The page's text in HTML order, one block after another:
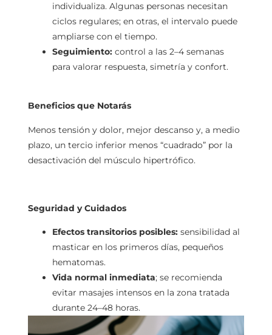
individualiza. Algunas personas necesitan
ciclos regulares; en otras, el intervalo puede
ampliarse con el tiempo.
Seguimiento:control a las 2–4 semanas
para valorar respuesta, simetría y confort.
Beneficios que Notarás
Menos tensión y dolor, mejor descanso y, a medio
plazo, un tercio inferior menos “cuadrado” por la
desactivación del músculo hipertrófico.
Seguridad y Cuidados
Efectos transitorios posibles:sensibilidad al
masticar en los primeros días, pequeños
hematomas.
Vida normal inmediata; se recomienda
evitar masajes intensos en la zona tratada
durante 24–48 horas.